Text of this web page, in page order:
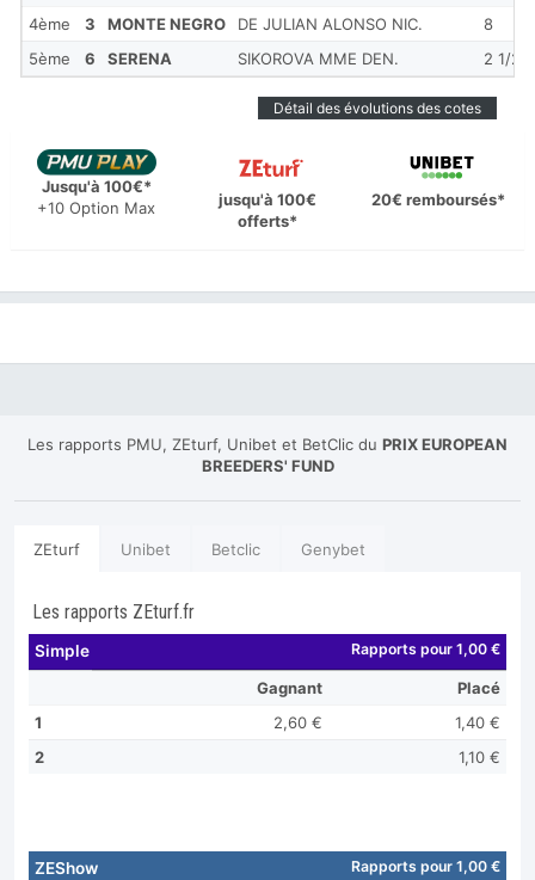
4ème
3 MONTE NEGRO DE JULIAN ALONSO NIC.
8
5ème
6 SERENA SIKOROVA MME DEN. 2 1/2
Détail des évolutions des cotes
Jusqu'à 100€*
+10 Option Max
jusqu'à 100€
offerts*
20€ remboursés*
Les rapports PMU, ZEturf, Unibet et BetClic du PRIX EUROPEAN
BREEDERS' FUND
ZEturf Unibet Betclic Genybet
Les rapports ZEturf.fr
Simple Rapports pour 1,00 €
Gagnant
Placé
1
2,60 €
1,40 €
2
1,10 €
ZEShow Rapports pour 1,00 €